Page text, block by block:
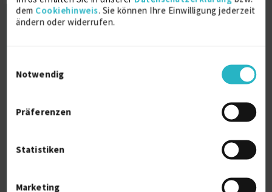
dem Cookiehinweis. Sie können Ihre Einwilligung jederzeit
ändern oder widerrufen.
Notwendig
Präferenzen
Statistiken
Marketing
persönlichem Wachstum hat mich dazu motiviert,
mich selbstständig zu machen. Wobei meine
Persönliche Daten
Sprache
Reisebereitschaft